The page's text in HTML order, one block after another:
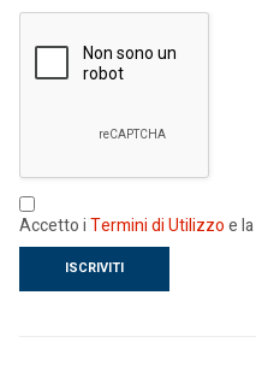
Accetto iTermini di Utilizzoe la